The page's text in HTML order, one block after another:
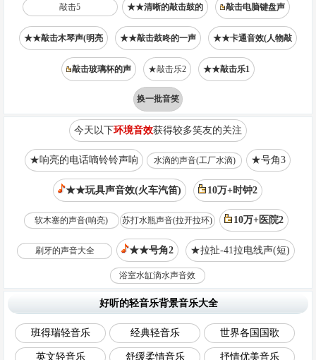
敲击5 ★★清晰的敲击鼓的 敲击电脑键盘声
★★敲击木琴声(明亮 ★★敲击鼓咚的一声 ★★卡通音效(人物敲
敲击玻璃杯的声 ★敲击乐2 ★★敲击乐1
换一批音笑
今天以下环境音效获得较多笑友的关注
★响亮的电话嘀铃铃声响 水滴的声音(工厂水滴) ★号角3
★★玩具声音效(火车汽笛) 10万+时钟2
软木塞的声音(响亮) 苏打水瓶声音(拉开拉环) 10万+医院2
刷牙的声音大全 ★★号角2 ★拉扯-41拉电线声(短)
浴室水缸滴水声音效
好听的轻音乐背景音乐大全
班得瑞轻音乐 经典轻音乐 世界各国国歌
英文轻音乐 舒缓柔情音乐 抒情优美音乐